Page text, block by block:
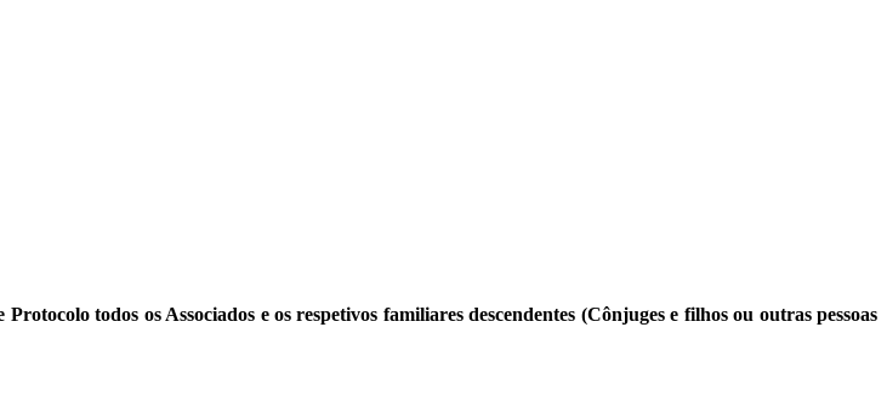
todos os Associados e os respetivos familiares descendentes (Cônjuges e filhos ou outras pessoas